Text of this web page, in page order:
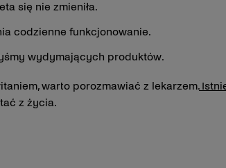
się nie zmieniła.
codzienne funkcjonowanie.
wydymających produktów.
warto porozmawiać z lekarzem.
z życia.